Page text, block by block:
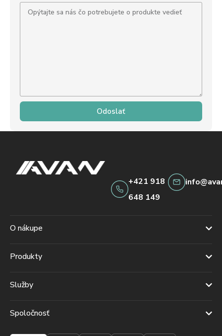
Odoslať
+421 918
648 149
O nákupe
Produkty
Služby
Spoločnosť